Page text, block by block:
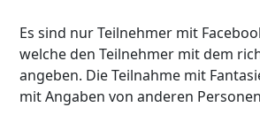
Es sind nur Teilnehmer mit
welche den Teilnehmer mit dem
angeben. Die Teilnahme mit
mit Angaben von anderen